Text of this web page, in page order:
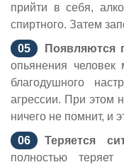
прийти в себя,
спиртного. Затем
Появляются
опьянения человек
благодушного
агрессии. При этом
ничего не помнит, и
Теряется
полностью теряет